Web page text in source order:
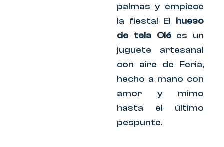
palmas y empiece
la fiesta! El hueso
de tela Olées un
juguete artesanal
con aire de Feria,
hecho a mano con
amor y mimo
hasta el último
pespunte.